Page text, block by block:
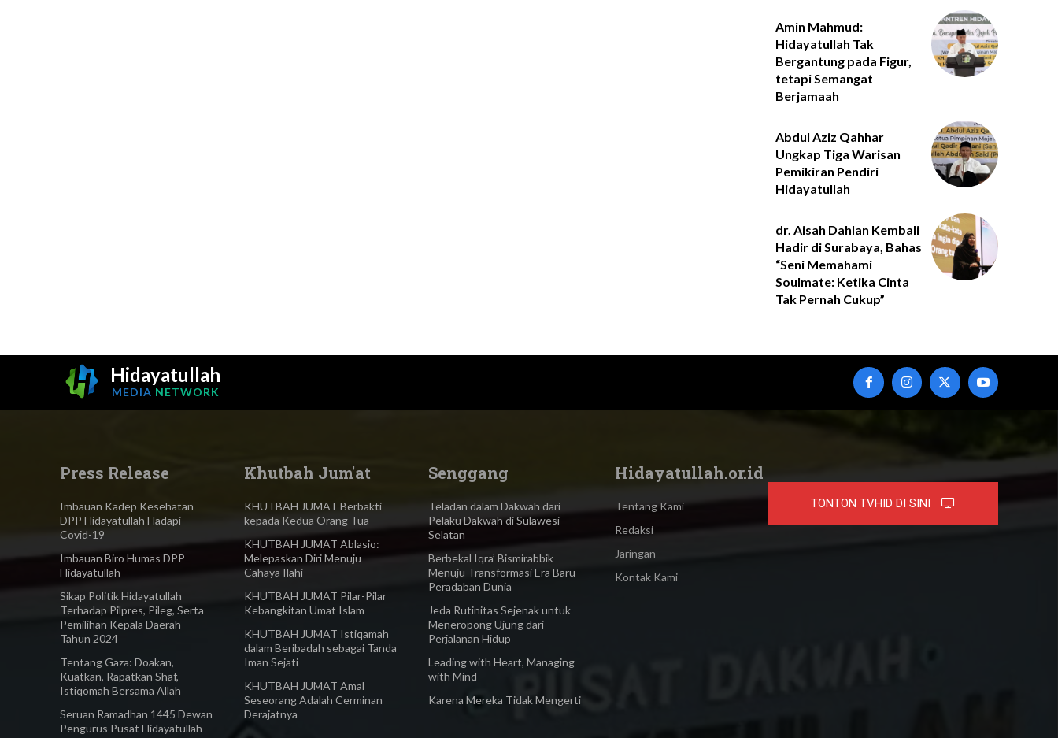
Amin Mahmud:
Hidayatullah Tak
Bergantung pada Figur,
tetapi Semangat
Berjamaah
Abdul Aziz Qahhar
Ungkap Tiga Warisan
Pemikiran Pendiri
Hidayatullah
dr. Aisah Dahlan Kembali
Hadir di Surabaya, Bahas
“Seni Memahami
Soulmate: Ketika Cinta
Tak Pernah Cukup”
Hidayatullah
MEDIA NETWORK
Press Release
Imbauan Kadep Kesehatan
DPP Hidayatullah Hadapi
Covid-19
Imbauan Biro Humas DPP
Hidayatullah
Sikap Politik Hidayatullah
Terhadap Pilpres, Pileg, Serta
Pemilihan Kepala Daerah
Tahun 2024
Tentang Gaza: Doakan,
Kuatkan, Rapatkan Shaf,
Istiqomah Bersama Allah
Seruan Ramadhan 1445 Dewan
Pengurus Pusat Hidayatullah
Khutbah Jum'at
KHUTBAH JUMAT Berbakti
kepada Kedua Orang Tua
KHUTBAH JUMAT Ablasio:
Melepaskan Diri Menuju
Cahaya Ilahi
KHUTBAH JUMAT Pilar-Pilar
Kebangkitan Umat Islam
KHUTBAH JUMAT Istiqamah
dalam Beribadah sebagai Tanda
Iman Sejati
KHUTBAH JUMAT Amal
Seseorang Adalah Cerminan
Derajatnya
Senggang
Teladan dalam Dakwah dari
Pelaku Dakwah di Sulawesi
Selatan
Berbekal Iqra’ Bismirabbik
Menuju Transformasi Era Baru
Peradaban Dunia
Jeda Rutinitas Sejenak untuk
Meneropong Ujung dari
Perjalanan Hidup
Leading with Heart, Managing
with Mind
Karena Mereka Tidak Mengerti
Hidayatullah.or.id
Tentang Kami
Redaksi
Jaringan
Kontak Kami
TONTON TVHID DI SINI